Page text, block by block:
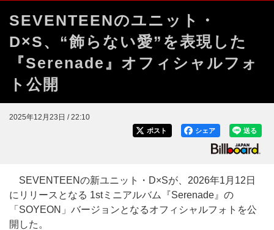
SEVENTEENのユニット・
D×S、“飾らない愛”を表現した
『Serenade』オフィシャルフォ
ト公開
2025年12月23日 / 22:10
送る
シェア
ポスト
SEVENTEENの新ユニット・D×Sが、2026年1月12日
にリリースとなる 1stミニアルバム『Serenade』の
「SOYEON」バージョンとなるオフィシャルフォトを公
開した。